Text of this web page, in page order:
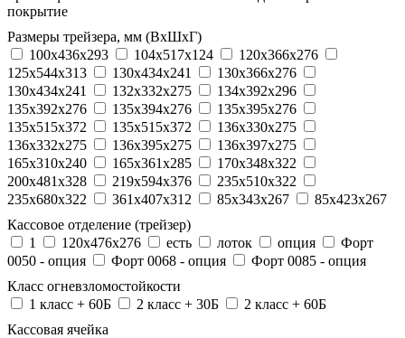
покрытие
Размеры трейзера, мм (ВхШхГ)
100x436x293
104х517х124
120x366x276
125x544x313
130x434x241
130х366х276
130х434х241
132x332x275
134x392x296
135x392x276
135x394x276
135x395x276
135x515x372
135х515х372
136x330x275
136x332x275
136x395x275
136x397x275
165x310x240
165x361x285
170x348x322
200x481x328
219x594x376
235x510x322
235x680x322
361x407x312 85x343x267
85x423x267
Кассовое отделение (трейзер)
1
120х476х276 есть лоток опция
Форт
0050 - опция
Форт 0068 - опция
Форт 0085 - опция
Класс огневзломостойкости
1 класс + 60Б
2 класс + 30Б
2 класс + 60Б
Кассовая ячейка